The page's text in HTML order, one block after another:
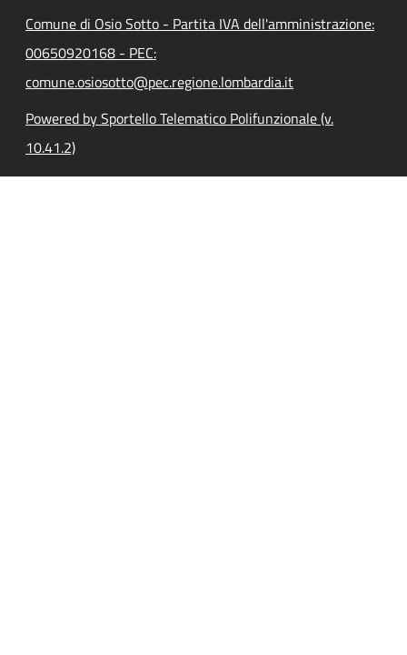
Comune di Osio Sotto - Partita IVA dell'amministrazione:
00650920168 - PEC:
comune.osiosotto@pec.regione.lombardia.it
Powered by Sportello Telematico Polifunzionale (v.
10.41.2)